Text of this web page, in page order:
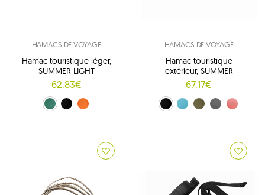
HAMACS DE VOYAGE
Hamac touristique léger,
SUMMER LIGHT
62.83€
zielony (butelkowa zieleń)
noir (czerny)
pomarańczowy (pomarańczowy)
HAMACS DE VOYAGE
Hamac touristique
extérieur, SUMMER
67.17€
noir (Black)
bleu (Jasnoniebieski)
zielony (Oliwkowa zieleń)
gris (Szary)
Salmon